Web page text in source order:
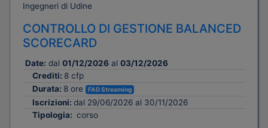
Ingegneri di Udine
CONTROLLO DI GESTIONE BALANCED
SCORECARD
Date: dal 01/12/2026 al 03/12/2026
Crediti: 8 cfp
Durata: 8 ore FAD Streaming
Iscrizioni: dal 29/06/2026 al 30/11/2026
Tipologia: corso